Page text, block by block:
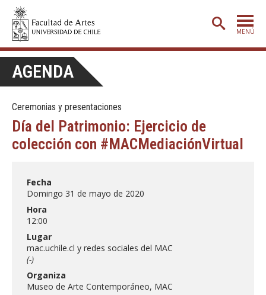
MENÚ
ETAPA BÁSICA
CARRERAS
CREACIÓN
DEPARTAMENTOS
AGENDA
Ceremonias y presentaciones
Día del Patrimonio: Ejercicio de
colección con #MACMediaciónVirtual
Fecha
Domingo 31 de mayo de 2020
Hora
12:00
Lugar
mac.uchile.cl y redes sociales del MAC
(-)
Organiza
Museo de Arte Contemporáneo, MAC